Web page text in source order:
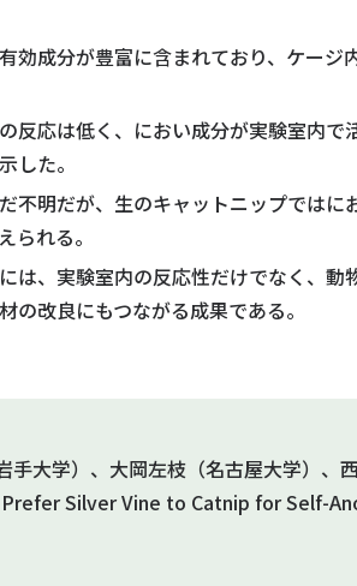
効成分が豊富に含まれており、ケー
反応は低く、におい成分が実験室内
した。
不明だが、生のキャットニップでは
られる。
は、実験室内の反応性だけでなく、
改良にもつながる成果である。
大学）、大岡左枝（名古屋大学）、
Silver Vine to Catnip for Self-